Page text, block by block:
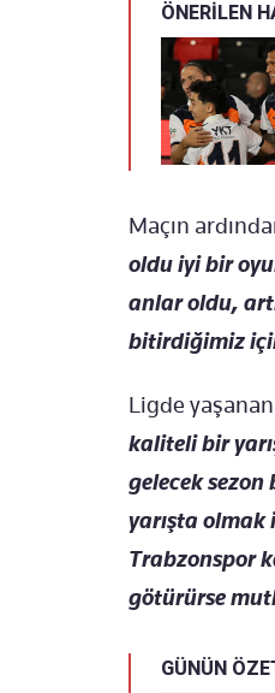
ÖNERİLEN
Maçın
oldu iyi bir
anlar oldu,
bitirdiğimiz
Ligde
kaliteli bir
gelecek
yarışta
Trabzonspor
götürürse
GÜNÜN